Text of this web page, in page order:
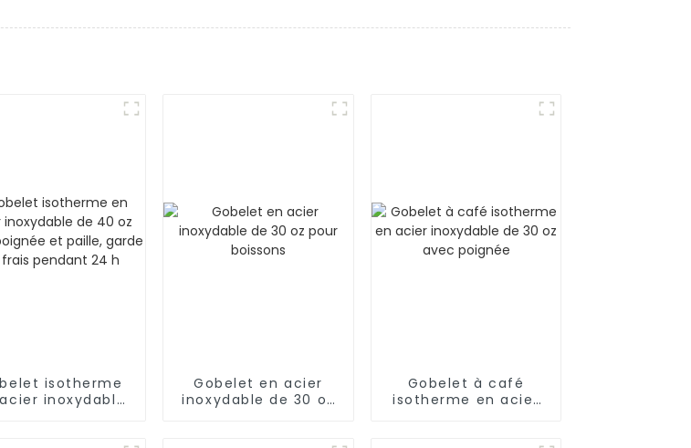
isotherme
inoxydable
Gobelet en acier
inoxydable de 30 oz
Gobelet à café
isotherme en acier